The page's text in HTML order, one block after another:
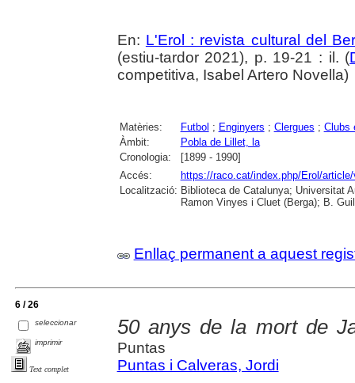
En: L'Erol : revista cultural del
(estiu-tardor 2021), p. 19-21 : il. (
competitiva, Isabel Artero Novella)
Matèries: Futbol ; Enginyers ; Clergues ; Clubs
Àmbit:
Pobla de Lillet, la
Cronologia:
[1899 - 1990]
Accés:
https://raco.cat/index.php/Erol/
Localització: Biblioteca de Catalunya; Universitat
Ramon Vinyes i Cluet (Berga); B.
Enllaç permanent a aquest
6 / 26
seleccionar
imprimir
Text complet
50 anys de la mort de
Puntas
Puntas i Calveras, Jordi